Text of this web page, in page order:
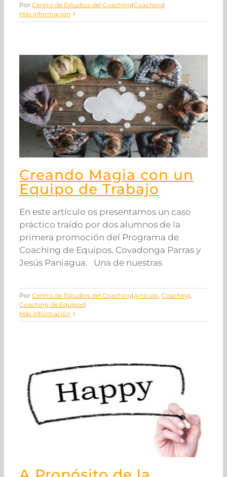
Por Centro de Estudios del Coaching|Coaching|
Más información
Creando Magia con un
Equipo de Trabajo
En este artículo os presentamos un caso
práctico traído por dos alumnos de la
primera promoción del Programa de
Coaching de Equipos. Covadonga Parras y
Jesús Paniagua. Una de nuestras
Por Centro de Estudios del Coaching|Artículo, Coaching,
Coaching de Equipos|
Más información